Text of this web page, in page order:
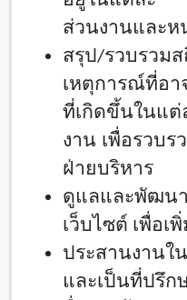
ส่วนงานและห
สรุป/รวบรวม
เหตุการณ์ที่อา
ที่เกิดขึ้นในแต่
งาน เพื่อรวบร
ฝ่ายบริหาร
ดูแลและพัฒน
เว็บไซต์ เพื่อเ
ประสานงานใ
และเป็นที่ปรึก